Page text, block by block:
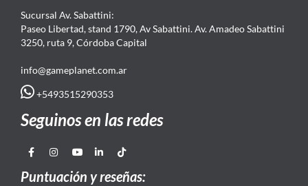
Sucursal Av. Sabattini:
Paseo Libertad, stand 1790, Av Sabattini. Av. Amadeo Sabattini
3250, ruta 9, Córdoba Capital
info@gameplanet.com.ar
+5493515290353
Seguinos en las redes
Puntuación y reseñas: